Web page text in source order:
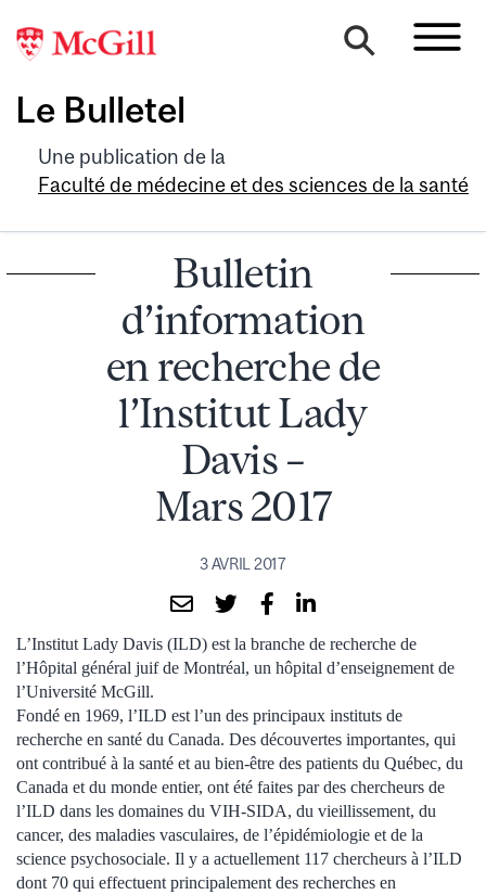
Le Bulletel
Une publication de la
Faculté de médecine et des sciences de la santé
Bulletin
d’information
en recherche de
l’Institut Lady
Davis –
Mars 2017
3 AVRIL 2017
L’Institut Lady Davis (ILD) est la branche de recherche de
l’Hôpital général juif de Montréal, un hôpital d’enseignement de
l’Université McGill.
Fondé en 1969, l’ILD est l’un des principaux instituts de
recherche en santé du Canada. Des découvertes importantes, qui
ont contribué à la santé et au bien-être des patients du Québec, du
Canada et du monde entier, ont été faites par des chercheurs de
l’ILD dans les domaines du VIH-SIDA, du vieillissement, du
cancer, des maladies vasculaires, de l’épidémiologie et de la
science psychosociale. Il y a actuellement 117 chercheurs à l’ILD
dont 70 qui effectuent principalement des recherches en